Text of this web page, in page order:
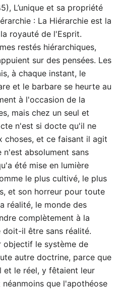
L’unique et sa propriété
: La Hiérarchie est la
royauté de l'Esprit.
restés hiérarchiques,
sur des pensées. Les
à chaque instant, le
et le barbare se heurte au
à l'occasion de la
mais chez un seul et
n'est si docte qu'il ne
choses, et ce faisant il agit
n'est absolument sans
été mise en lumière
le plus cultivé, le plus
et son horreur pour toute
réalité, le monde des
complètement à la
doit-il être sans réalité.
objectif le système de
autre doctrine, parce que
et le réel, y fêtaient leur
que l'apothéose